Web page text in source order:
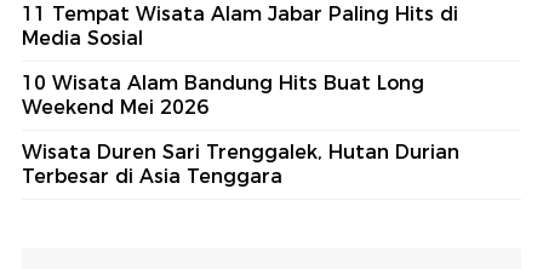
11 Tempat Wisata Alam Jabar Paling Hits di
Media Sosial
10 Wisata Alam Bandung Hits Buat Long
Weekend Mei 2026
Wisata Duren Sari Trenggalek, Hutan Durian
Terbesar di Asia Tenggara